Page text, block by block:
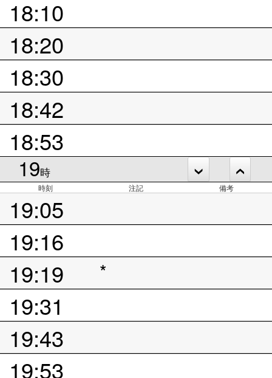
18:10
18:20
18:30
18:42
18:53
19時
時刻 注記 備考
19:05
19:16
19:19
*
19:31
19:43
19:53